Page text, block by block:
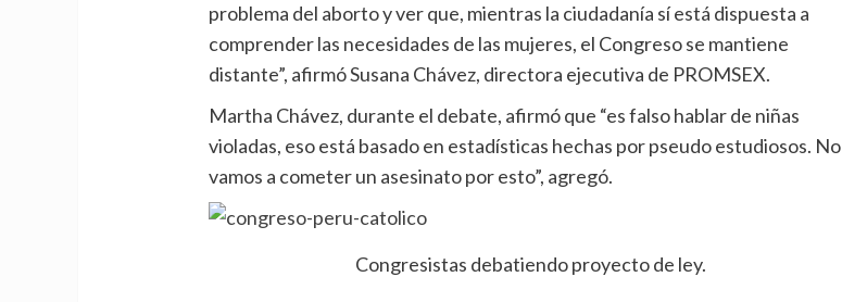
problema del aborto y ver que, mientras la ciudadanía sí está dispuesta a
comprender las necesidades de las mujeres, el Congreso se mantiene
distante”, afirmó Susana Chávez, directora ejecutiva de PROMSEX.
Martha Chávez, durante el debate, afirmó que “es falso hablar de niñas
violadas, eso está basado en estadísticas hechas por pseudo estudiosos. No
vamos a cometer un asesinato por esto”, agregó.
Congresistas debatiendo proyecto de ley.